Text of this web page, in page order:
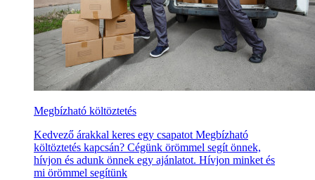
Megbízható költöztetés
Kedvező árakkal keres egy csapatot Megbízható
költöztetés kapcsán? Cégünk örömmel segít önnek,
hívjon és adunk önnek egy ajánlatot. Hívjon minket és
mi örömmel segítünk